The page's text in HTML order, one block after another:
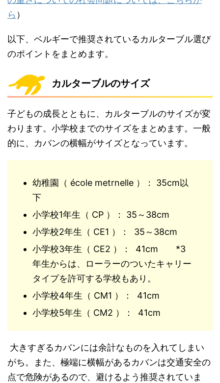
ら ）
以下、ベルギーで推奨されているカルターブル選び
のポイントをまとめます。
カルターブルのサイズ
子どもの成長とともに、カルターブルのサイズが変
わります。小学校までのサイズをまとめます。一般
的に、カバンの横幅がサイズとなっています。
幼稚園（ école metrnelle ）： 35cm以
下
小学校1年生（ CP ）： 35～38cm
小学校2年生（ CE1 ）： 35～38cm
小学校3年生（ CE2 ）： 41cm *3
年生からは、ローラーのついたキャリー
タイプを許可する学校もあり。
小学校4年生（ CM1 ）： 41cm
小学校5年生（ CM2 ）： 41cm
大きすぎるカバンには余計なものを入れてしまい
がち。また、極端に横幅があるカバンは交通安全の
点で危険があるので、避けるよう推奨されていま